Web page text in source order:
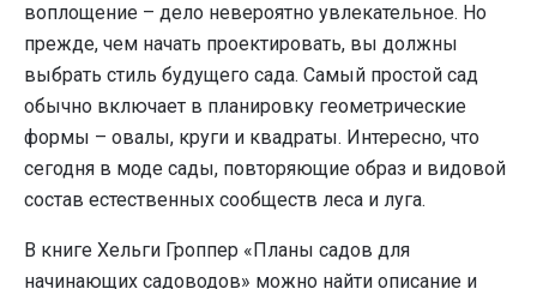
воплощение – дело невероятно увлекательное. Но
прежде, чем начать проектировать, вы должны
выбрать стиль будущего сада. Самый простой сад
обычно включает в планировку геометрические
формы – овалы, круги и квадраты. Интересно, что
сегодня в моде сады, повторяющие образ и видовой
состав естественных сообществ леса и луга.
В книге Хельги Гроппер «Планы садов для
начинающих садоводов» можно найти описание и